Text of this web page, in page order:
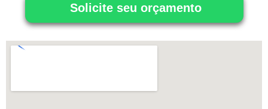
Solicite seu orçamento